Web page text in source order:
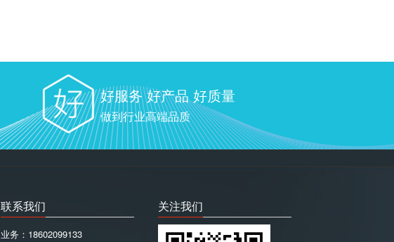
好服务 好产品 好质量
做到行业高端品质
联系我们
业务：18602099133
关注我们